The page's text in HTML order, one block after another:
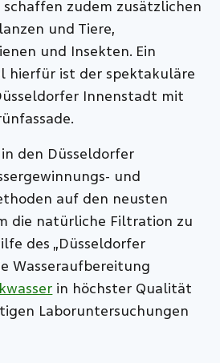
zudem zusätzlichen
und Tiere,
und Insekten. Ein
hierfür ist der spektakuläre
Innenstadt mit
den Düsseldorfer
und
auf den neusten
die natürliche Filtration zu
des „Düsseldorfer
Wasseraufbereitung
in höchster Qualität
Laboruntersuchungen